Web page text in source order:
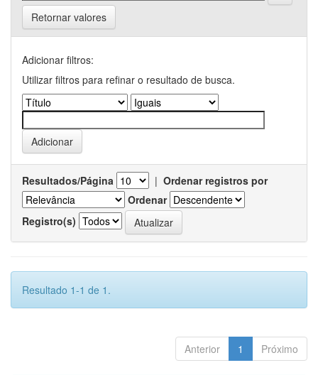
Retornar valores
Adicionar filtros:
Utilizar filtros para refinar o resultado de busca.
Resultados/Página | Ordenar registros por
Ordenar
Registro(s)
Resultado 1-1 de 1.
Anterior 1 Próximo